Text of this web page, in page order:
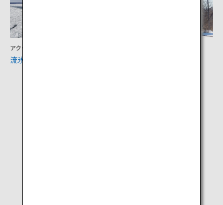
アクティビティ
流氷観光砕氷船おーろら